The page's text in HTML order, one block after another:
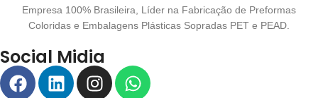
Empresa 100% Brasileira, Líder na Fabricação de Preformas
Coloridas e Embalagens Plásticas Sopradas PET e PEAD.
Social Midia